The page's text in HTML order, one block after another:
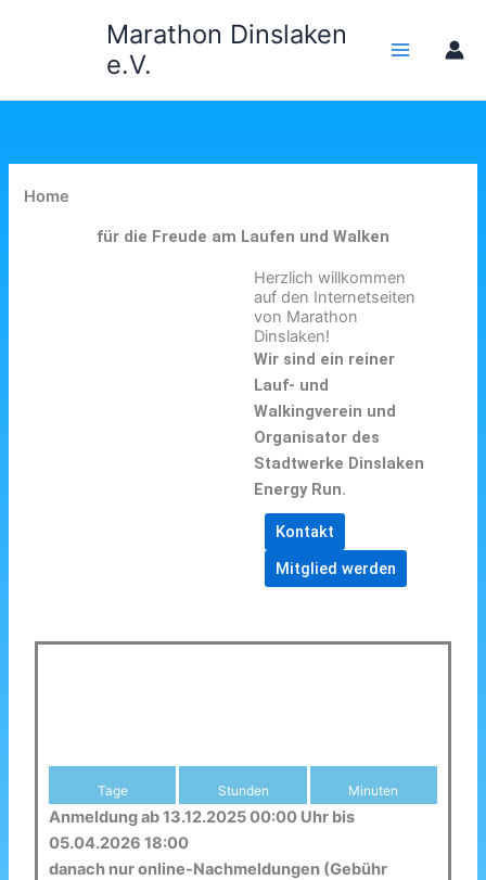
Marathon Dinslaken
e.V.
Home
für die Freude am Laufen und Walken
Herzlich willkommen
auf den Internetseiten
von Marathon
Dinslaken!
Wir sind ein reiner
Lauf- und
Walkingverein und
Organisator des
Stadtwerke Dinslaken
Energy Run.
Kontakt
Mitglied werden
Tage Stunden Minuten
Anmeldung ab 13.12.2025 00:00 Uhr bis
05.04.2026 18:00
danach nur online-Nachmeldungen (Gebühr